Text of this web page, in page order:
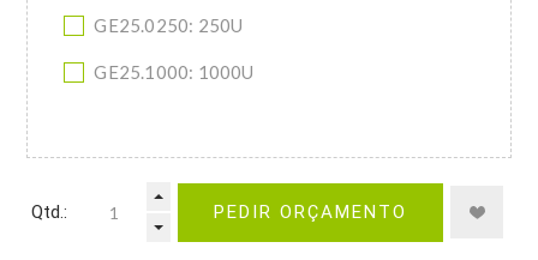
GE25.0250: 250U
GE25.1000: 1000U
Qtd.: PEDIR ORÇAMENTO